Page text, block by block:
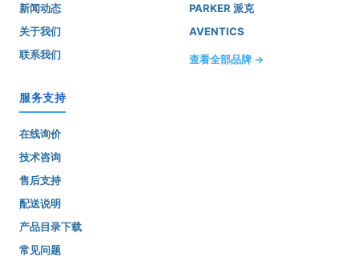
新闻动态
关于我们
联系我们
PARKER 派克
AVENTICS
查看全部品牌 →
服务支持
在线询价
技术咨询
售后支持
配送说明
产品目录下载
常见问题